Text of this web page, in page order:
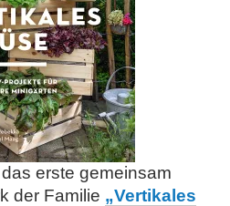
erste gemeinsam
der Familie „Vertikales